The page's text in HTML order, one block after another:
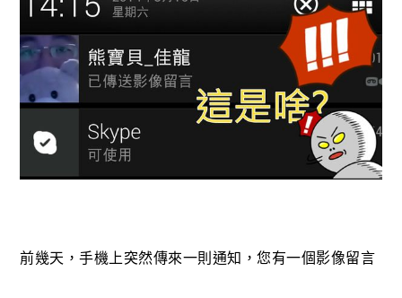
前幾天，手機上突然傳來一則通知，您有一個影像留言